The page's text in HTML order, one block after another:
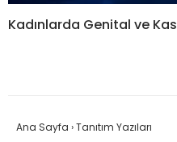
Kadınlarda Genital ve
Ana Sayfa ›Tanıtım Yazıları